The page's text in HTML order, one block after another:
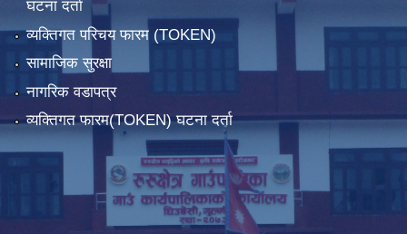
घटना दर्ता
व्यक्तिगत परिचय फारम (TOKEN)
सामाजिक सुरक्षा
नागरिक वडापत्र
व्यक्तिगत फारम(TOKEN) घटना दर्ता